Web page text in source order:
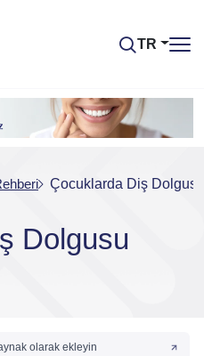
TR
Çocuklarda Diş Dolgusu
Dolgusu
olarak ekleyin